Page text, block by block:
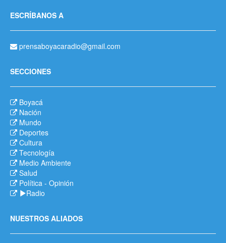
ESCRÍBANOS A
prensaboyacaradio@gmail.com
SECCIONES
Boyacá
Nación
Mundo
Deportes
Cultura
Tecnología
Medio Ambiente
Salud
Política - Opinión
Radio
NUESTROS ALIADOS